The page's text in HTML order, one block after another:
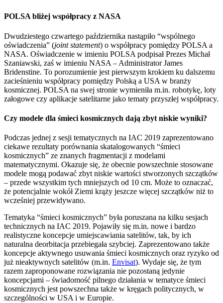
POLSA bliżej współpracy z NASA
Dwudziestego czwartego października nastąpiło “wspólnego
oświadczenia” (joint statement) o współpracy pomiędzy POLSA a
NASA. Oświadczenie w imieniu POLSA podpisał Prezes Michał
Szaniawski, zaś w imieniu NASA – Administrator James
Bridenstine. To porozumienie jest pierwszym krokiem ku dalszemu
zacieśnieniu współpracy pomiędzy Polską a USA w branży
kosmicznej. POLSA na swej stronie wymieniła m.in. robotykę, loty
załogowe czy aplikacje satelitarne jako tematy przyszłej współpracy.
Czy modele dla śmieci kosmicznych dają zbyt niskie wyniki?
Podczas jednej z sesji tematycznych na IAC 2019 zaprezentowano
ciekawe rezultaty porównania skatalogowanych “śmieci
kosmicznych” ze znanych fragmentacji z modelami
matematycznymi. Okazuje się, że obecnie powszechnie stosowane
modele mogą podawać zbyt niskie wartości stworzonych szczątków
– przede wszystkim tych mniejszych od 10 cm. Może to oznaczać,
że potencjalnie wokół Ziemi krąży jeszcze więcej szczątków niż to
wcześniej przewidywano.
Tematyka “śmieci kosmicznych” była poruszana na kilku sesjach
technicznych na IAC 2019. Pojawiły się m.in. nowe i bardzo
realistyczne koncepcje umiejscawiania satelitów, tak, by ich
naturalna deorbitacja przebiegała szybciej. Zaprezentowano także
koncepcje aktywnego usuwania śmieci kosmicznych oraz ryzyko od
już nieaktywnych satelitów (m.in. Envisat). Wydaje się, że tym
razem zaproponowane rozwiązania nie pozostaną jedynie
koncepcjami – świadomość pilnego działania w tematyce śmieci
kosmicznych jest powszechna także w kręgach politycznych, w
szczególności w USA i w Europie.